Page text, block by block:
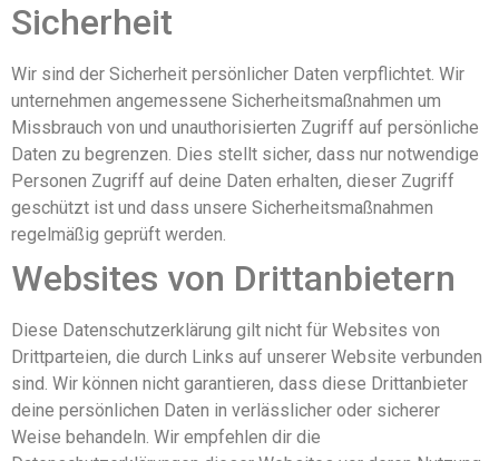
Sicherheit
Wir sind der Sicherheit persönlicher Daten verpflichtet. Wir
unternehmen angemessene Sicherheitsmaßnahmen um
Missbrauch von und unauthorisierten Zugriff auf persönliche
Daten zu begrenzen. Dies stellt sicher, dass nur notwendige
Personen Zugriff auf deine Daten erhalten, dieser Zugriff
geschützt ist und dass unsere Sicherheitsmaßnahmen
regelmäßig geprüft werden.
Websites von Drittanbietern
Diese Datenschutzerklärung gilt nicht für Websites von
Drittparteien, die durch Links auf unserer Website verbunden
sind. Wir können nicht garantieren, dass diese Drittanbieter
deine persönlichen Daten in verlässlicher oder sicherer
Weise behandeln. Wir empfehlen dir die